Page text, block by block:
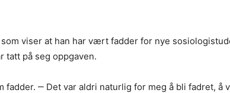
viser at han har vært fadder for nye
tatt på seg oppgaven.
fadder. ‒ Det var aldri naturlig for meg å bli fadret,